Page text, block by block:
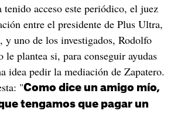
acceso este periódico, el juez
entre el presidente de Plus Ultra,
uno de los investigados, Rodolfo
le plantea si, para conseguir ayudas
idea pedir la mediación de Zapatero.
"Como dice un amigo mío,
tengamos que pagar un